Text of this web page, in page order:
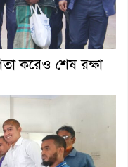
করেও শেষ রক্ষা